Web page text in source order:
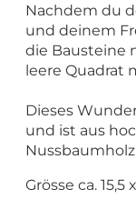
Nachdem du
und deinem
die Bausteine
leere Quadrat
Dieses
und ist aus
Grösse ca. 15,5